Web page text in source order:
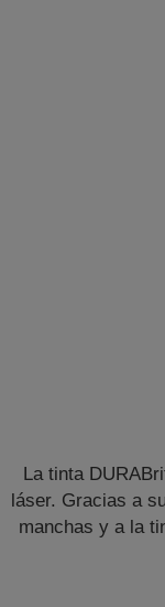
La tinta
láser. Gracias a
manchas y a la